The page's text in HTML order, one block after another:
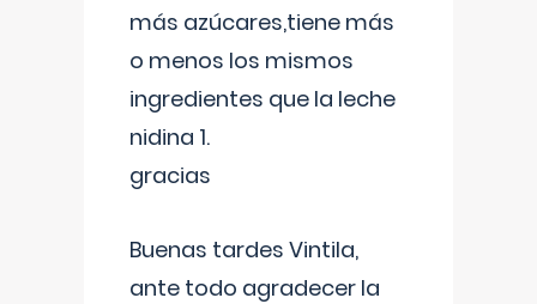
más azúcares,tiene más
o menos los mismos
ingredientes que la leche
nidina 1.
gracias
Buenas tardes Vintila,
ante todo agradecer la